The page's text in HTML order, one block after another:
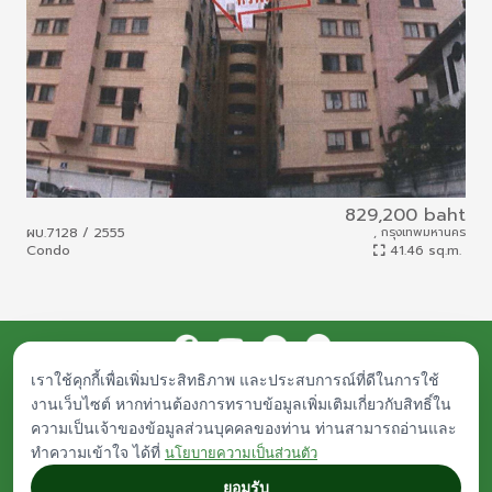
829,200 baht
ผบ.7128 / 2555
Condo
, กรุงเทพมหานคร
41.46 sq.m.
Procurement Public Documents Career
Contact Us
© Islamic Bank Asset Management - IAM. All rights reserved.
Any inquiries, plese contactiam-asset@iam-asset.co.th|About Legal|
Privacy Policy
designed by
เราใช้คุกกี้เพื่อเพิ่มประสิทธิภาพ และประสบการณ์ที่ดีในการใช้
งานเว็บไซต์ หากท่านต้องการทราบข้อมูลเพิ่มเติมเกี่ยวกับสิทธิ์ใน
ความเป็นเจ้าของข้อมูลส่วนบุคคลของท่าน ท่านสามารถอ่านและ
ทำความเข้าใจ ได้ที่ นโยบายความเป็นส่วนตัว
ยอมรับ